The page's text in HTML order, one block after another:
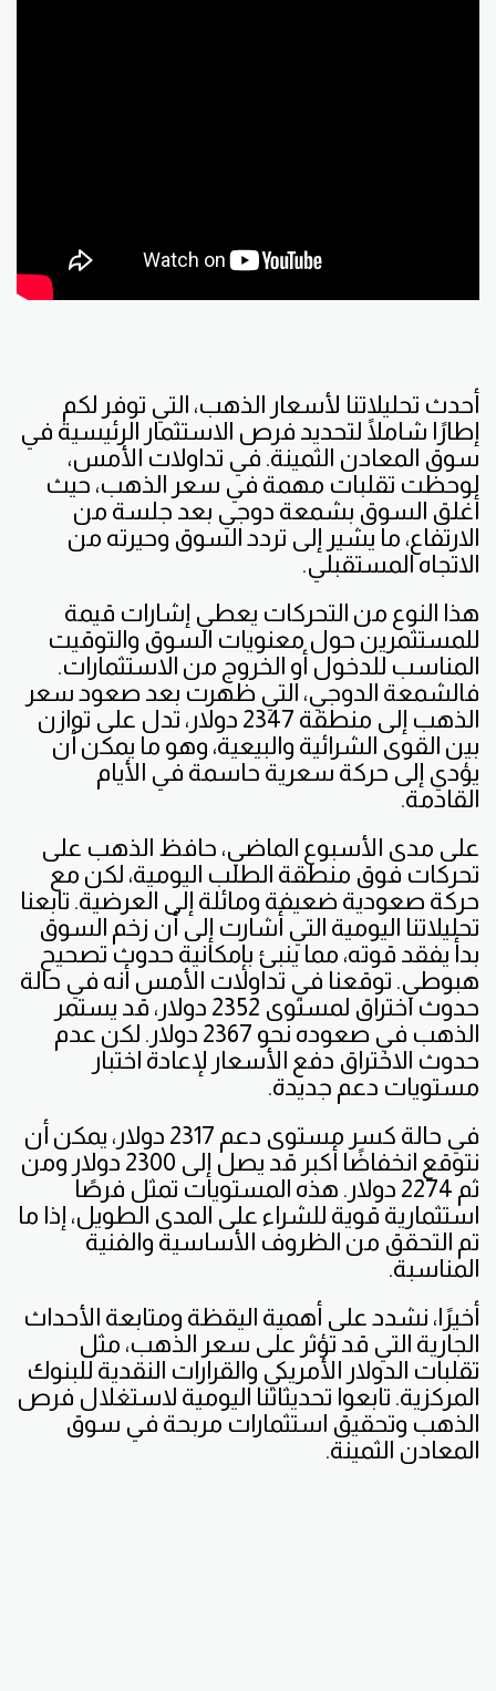
أحدث تحليلاتنا لأسعار الذهب، التي توفر لكم
إطارًا شاملًا لتحديد فرص الاستثمار الرئيسية في
سوق المعادن الثمينة. في تداولات الأمس،
لوحظت تقلبات مهمة في سعر الذهب، حيث
أغلق السوق بشمعة دوجي بعد جلسة من
الارتفاع، ما يشير إلى تردد السوق وحيرته من
الاتجاه المستقبلي.
هذا النوع من التحركات يعطي إشارات قيمة
للمستثمرين حول معنويات السوق والتوقيت
المناسب للدخول أو الخروج من الاستثمارات.
فالشمعة الدوجي، التي ظهرت بعد صعود سعر
الذهب إلى منطقة 2347 دولار، تدل على توازن
بين القوى الشرائية والبيعية، وهو ما يمكن أن
يؤدي إلى حركة سعرية حاسمة في الأيام
القادمة.
على مدى الأسبوع الماضي، حافظ الذهب على
تحركات فوق منطقة الطلب اليومية، لكن مع
حركة صعودية ضعيفة ومائلة إلى العرضية. تابعنا
تحليلاتنا اليومية التي أشارت إلى أن زخم السوق
بدأ يفقد قوته، مما ينبئ بإمكانية حدوث تصحيح
هبوطي. توقعنا في تداولات الأمس أنه في حالة
حدوث اختراق لمستوى 2352 دولار، قد يستمر
الذهب في صعوده نحو 2367 دولار. لكن عدم
حدوث الاختراق دفع الأسعار لإعادة اختبار
مستويات دعم جديدة.
في حالة كسر مستوى دعم 2317 دولار، يمكن أن
نتوقع انخفاضًا أكبر قد يصل إلى 2300 دولار ومن
ثم 2274 دولار. هذه المستويات تمثل فرصًا
استثمارية قوية للشراء على المدى الطويل، إذا ما
تم التحقق من الظروف الأساسية والفنية
المناسبة.
أخيرًا، نشدد على أهمية اليقظة ومتابعة الأحداث
الجارية التي قد تؤثر على سعر الذهب، مثل
تقلبات الدولار الأمريكي والقرارات النقدية للبنوك
المركزية. تابعوا تحديثاتنا اليومية لاستغلال فرص
الذهب وتحقيق استثمارات مربحة في سوق
المعادن الثمينة.